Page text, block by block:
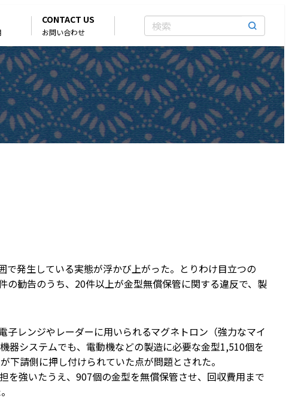
CONTACT US
お問い合わせ
発生している実態が浮かび上がった。とりわけ目立つの
勧告のうち、20件以上が金型無償保管に関する違反で、製
レンジやレーダーに用いられるマグネトロン（強力なマイ
器システムでも、電動機などの製造に必要な金型1,510個を
請側に押し付けられていた点が問題とされた。
を強いたうえ、907個の金型を無償保管させ、回収費用まで